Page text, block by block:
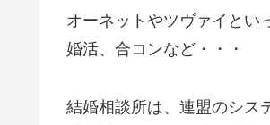
オーネットやツヴァイとい
婚活、合コンなど・・・
結婚相談所は、連盟のシス